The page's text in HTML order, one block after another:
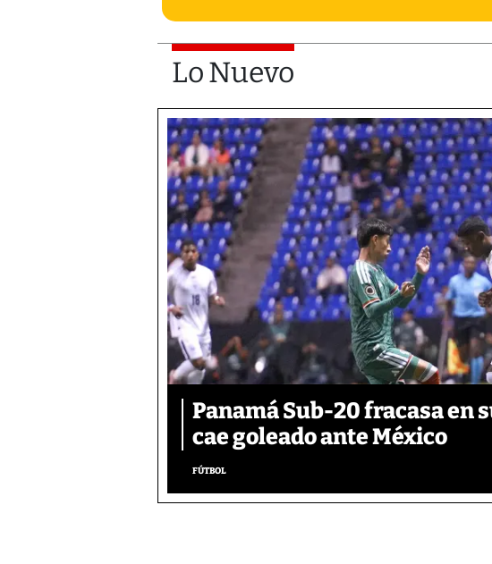
Lo Nuevo
Panamá Sub-20 fracasa en
cae goleado ante México
FÚTBOL